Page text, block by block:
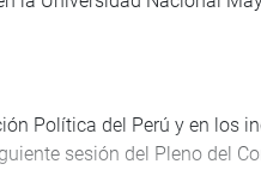
Política del Perú y en los
sesión del Pleno del